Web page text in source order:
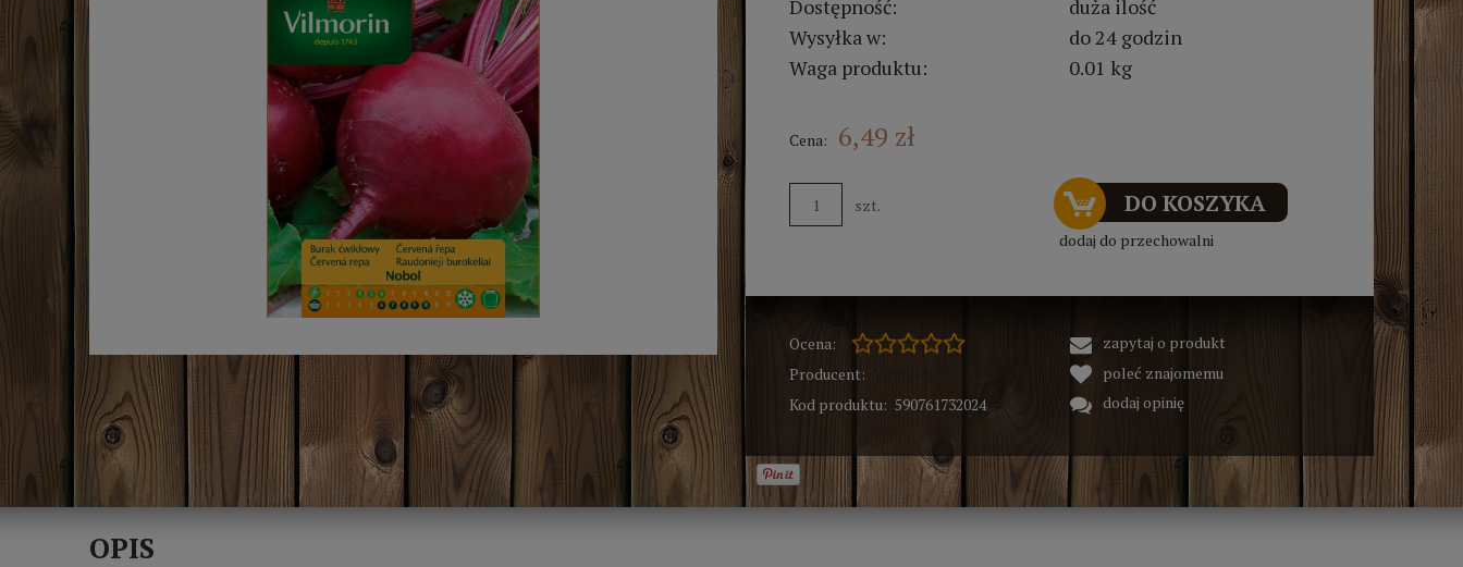
Dostępność:
duża ilość
Wysyłka w:
do 24 godzin
Waga produktu:
0.01 kg
Cena: 6,49 zł
szt. DO KOSZYKA
dodaj do przechowalni
Ocena:
Producent:
Kod produktu: 590761732024
zapytaj o produkt
poleć znajomemu
dodaj opinię
OPIS